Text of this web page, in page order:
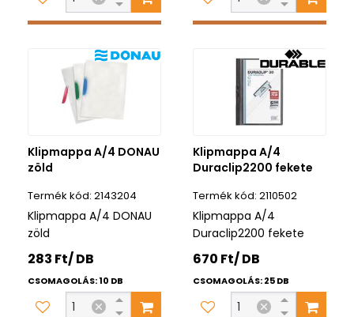
Klipmappa A/4 DONAU
zöld
2143204
Klipmappa A/4 DONAU
zöld
283 Ft/ DB
CSOMAGOLÁS: 10 DB
Klipmappa A/4
Duraclip2200 fekete
2110502
Klipmappa A/4
Duraclip2200 fekete
670 Ft/ DB
CSOMAGOLÁS: 25 DB